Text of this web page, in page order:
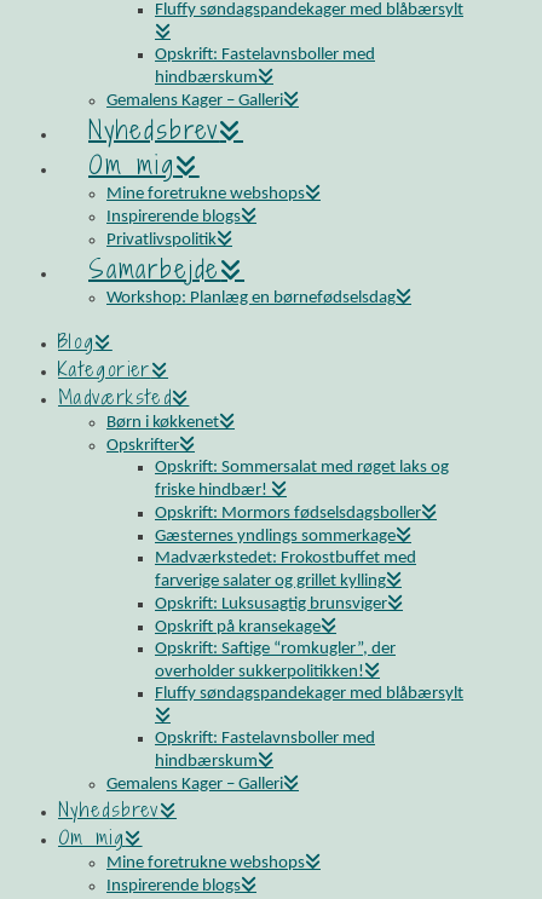
Fluffy søndagspandekager med blåbærsylt
Opskrift: Fastelavnsboller med
hindbærskum
Gemalens Kager – Galleri
Nyhedsbrev
Om mig
Mine foretrukne webshops
Inspirerende blogs
Privatlivspolitik
Samarbejde
Workshop: Planlæg en børnefødselsdag
Blog
Kategorier
Madværksted
Børn i køkkenet
Opskrifter
Opskrift: Sommersalat med røget laks og
friske hindbær!
Opskrift: Mormors fødselsdagsboller
Gæsternes yndlings sommerkage
Madværkstedet: Frokostbuffet med
farverige salater og grillet kylling
Opskrift: Luksusagtig brunsviger
Opskrift på kransekage
Opskrift: Saftige “romkugler”, der
overholder sukkerpolitikken!
Fluffy søndagspandekager med blåbærsylt
Opskrift: Fastelavnsboller med
hindbærskum
Gemalens Kager – Galleri
Nyhedsbrev
Om mig
Mine foretrukne webshops
Inspirerende blogs